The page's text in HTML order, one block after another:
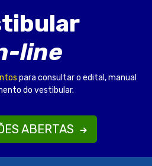
line
para consultar o edital, manual
do vestibular.
ABERTAS